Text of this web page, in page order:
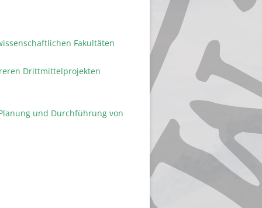
Fakultäten
Drittmittelprojekten
und Durchführung von